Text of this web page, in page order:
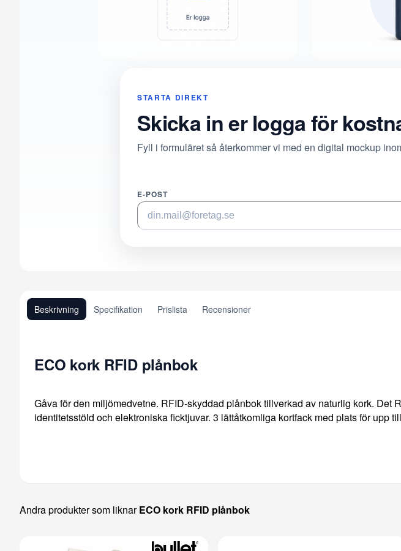
STARTA DIREKT
Skicka in er logga för
Fyll i formuläret så återkommer vi med en digital mockup
E-POST
Beskrivning Specifikation Prislista Recensioner
ECO kork RFID plånbok
Gåva för den miljömedvetne. RFID-skyddad plånbok tillverkad av naturlig kork. Det
identitetsstöld och elektroniska ficktjuvar. 3 lättåtkomliga kortfack med plats för upp
Andra produkter som liknarECO kork RFID plånbok